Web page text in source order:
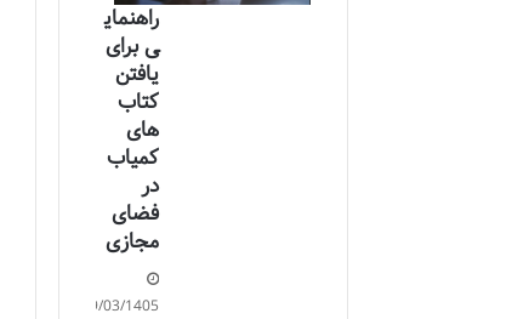
راهنمای
ی برای
یافتن
کتاب
های
کمیاب
در
فضای
مجازی
29/03/1405